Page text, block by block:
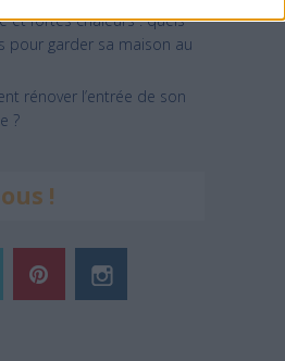
et fortes chaleurs : quels
pour garder sa maison au
rénover l’entrée de son
?
!